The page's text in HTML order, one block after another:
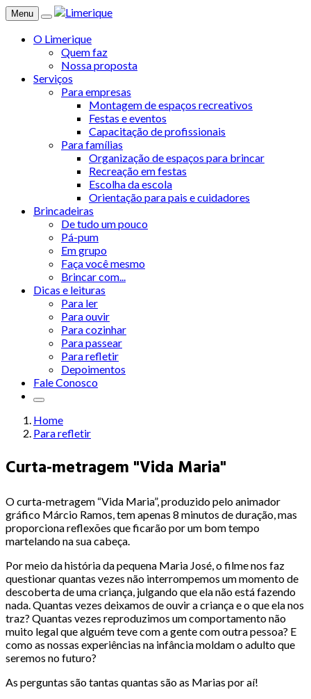
Menu
O Limerique
Quem faz
Nossa proposta
Serviços
Para empresas
Montagem de espaços recreativos
Festas e eventos
Capacitação de profissionais
Para famílias
Organização de espaços para brincar
Recreação em festas
Escolha da escola
Orientação para pais e cuidadores
Brincadeiras
De tudo um pouco
Pá-pum
Em grupo
Faça você mesmo
Brincar com...
Dicas e leituras
Para ler
Para ouvir
Para cozinhar
Para passear
Para refletir
Depoimentos
Fale Conosco
Home
Para refletir
Curta-metragem "Vida Maria"
O curta-metragem “Vida Maria”, produzido pelo animador
gráfico Márcio Ramos, tem apenas 8 minutos de duração, mas
proporciona reflexões que ficarão por um bom tempo
martelando na sua cabeça.
Por meio da história da pequena Maria José, o filme nos faz
questionar quantas vezes não interrompemos um momento de
descoberta de uma criança, julgando que ela não está fazendo
nada. Quantas vezes deixamos de ouvir a criança e o que ela nos
traz? Quantas vezes reproduzimos um comportamento não
muito legal que alguém teve com a gente com outra pessoa? E
como as nossas experiências na infância moldam o adulto que
seremos no futuro?
As perguntas são tantas quantas são as Marias por aí!